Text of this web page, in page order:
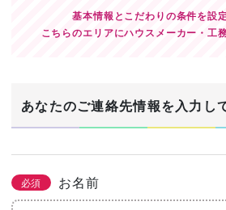
基本情報とこだわりの条件を設
こちらのエリアにハウスメーカー・工
あなたのご連絡先情報を入力し
必須 お名前